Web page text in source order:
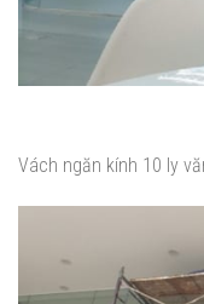
Vách ngăn kính 10 ly